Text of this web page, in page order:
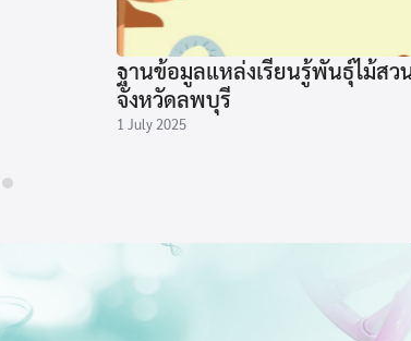
ฐานข้อมูลแหล่งเรียนรู้พันธุ์ไม้สว
จังหวัดลพบุรี
1 July 2025